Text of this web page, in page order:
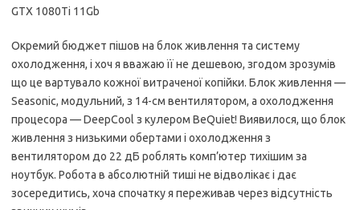
GTX 1080Ti 11Gb
Окремий бюджет пішов на блок живлення та систему
охолодження, і хоч я вважаю її не дешевою, згодом зрозумів
що це вартувало кожної витраченої копійки. Блок живлення —
Seasonic, модульний, з 14-см вентилятором, а охолодження
процесора — DeepCool з кулером BeQuiet! Виявилося, що блок
живлення з низькими обертами і охолодження з
вентилятором до 22 дБ роблять комп’ютер тихішим за
ноутбук. Робота в абсолютній тиші не відволікає і дає
зосередитись, хоча спочатку я переживав через відсутність